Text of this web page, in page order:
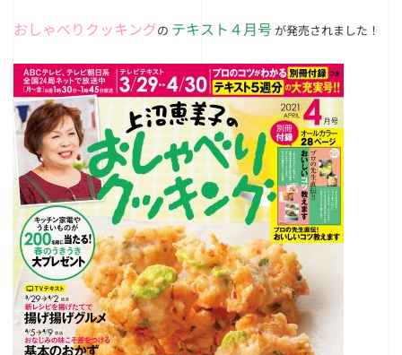
おしゃべりクッキングの テキスト４月号 が発売されました！